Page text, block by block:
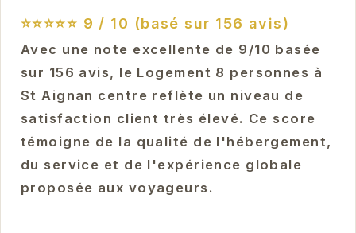
⭐⭐⭐⭐⭐ 9 / 10 (basé sur 156 avis)
Avec une note excellente de 9/10 basée
sur 156 avis, le Logement 8 personnes à
St Aignan centre reflète un niveau de
satisfaction client très élevé. Ce score
témoigne de la qualité de l'hébergement,
du service et de l'expérience globale
proposée aux voyageurs.